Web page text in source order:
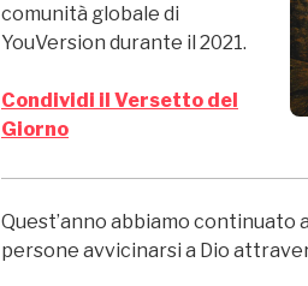
comunità globale di
YouVersion durante il 2021.
Condividi il Versetto del
Giorno
Quest’anno abbiamo continuato
persone avvicinarsi a Dio